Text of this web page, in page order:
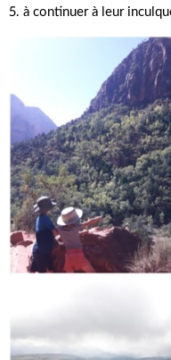
5. à continuer à leur